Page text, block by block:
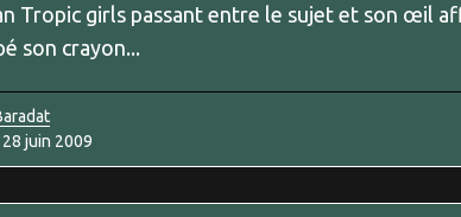
Tropic girls passant entre le sujet et son œil
son crayon...
juin 2009